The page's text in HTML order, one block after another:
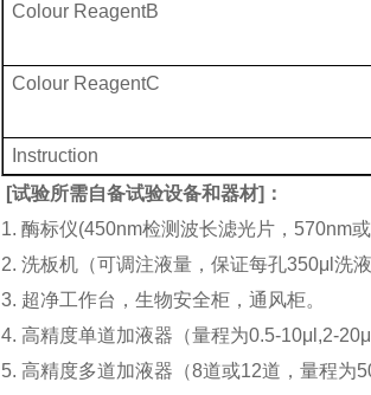
Colour ReagentB
Colour ReagentC
Instruction
[试验所需自备试验设备和器材]：
1. 酶标仪(450nm检测波长滤光片，570nm
2. 洗板机（可调注液量，保证每孔350μl洗液
3. 超净工作台，生物安全柜，通风柜。
4. 高精度单道加液器（量程为0.5-10μl,2-
5. 高精度多道加液器（8道或12道，量程为